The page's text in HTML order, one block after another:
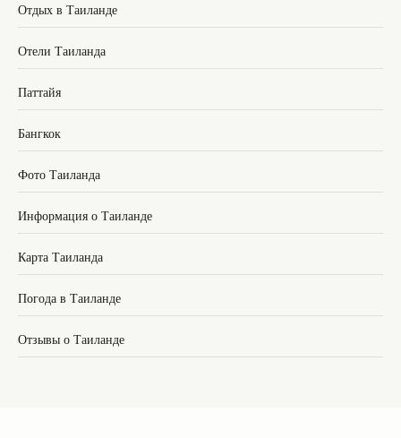
Отдых в Таиланде
Отели Таиланда
Паттайя
Бангкок
Фото Таиланда
Информация о Таиланде
Карта Таиланда
Погода в Таиланде
Отзывы о Таиланде